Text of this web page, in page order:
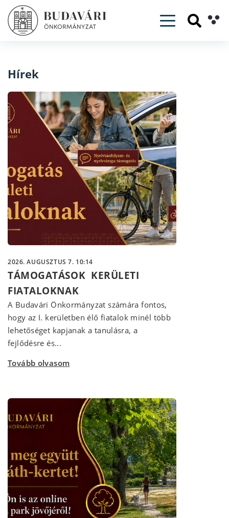
Toggle
Hírek
2026. AUGUSZTUS 7. 10:14
TÁMOGATÁSOK KERÜLETI
FIATALOKNAK
A Budavári Önkormányzat számára fontos,
hogy az I. kerületben élő fiatalok minél több
lehetőséget kapjanak a tanulásra, a
fejlődésre és...
Tovább olvasom